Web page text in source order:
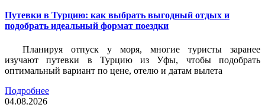
Путевки в Турцию: как выбрать выгодный отдых и
подобрать идеальный формат поездки
Планируя отпуск у моря, многие туристы заранее
изучают путевки в Турцию из Уфы, чтобы подобрать
оптимальный вариант по цене, отелю и датам вылета
Подробнее
04.08.2026